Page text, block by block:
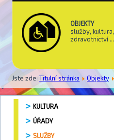
OBJEKTY
služby, kultura,
zdravotnictví ...
Jste zde: Titulní stránka Objekty
KULTURA
ÚŘADY
SLUŽBY